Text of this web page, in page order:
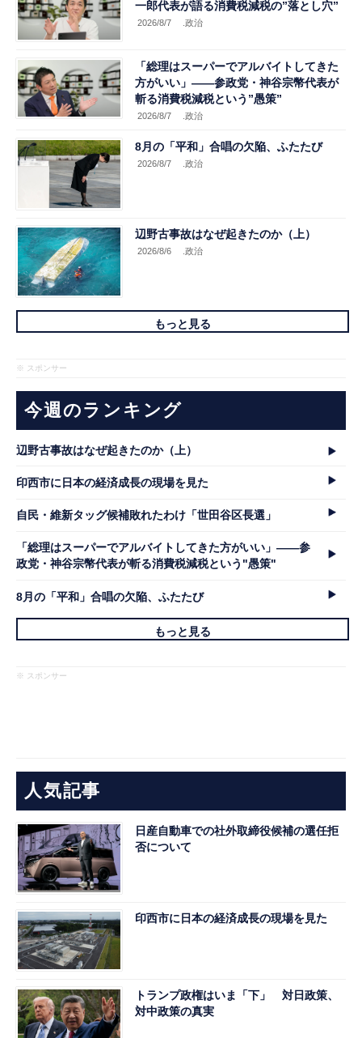
一郎代表が語る消費税減税の”落とし穴”
2026/8/7 .政治
「総理はスーパーでアルバイトしてきた
方がいい」――参政党・神谷宗幣代表が
斬る消費税減税という”愚策”
2026/8/7 .政治
8月の「平和」合唱の欠陥、ふたたび
2026/8/7 .政治
辺野古事故はなぜ起きたのか（上）
2026/8/6 .政治
もっと見る
※ スポンサー
今週のランキング
辺野古事故はなぜ起きたのか（上）
印西市に日本の経済成長の現場を見た
自民・維新タッグ候補敗れたわけ「世田谷区長選」
「総理はスーパーでアルバイトしてきた方がいい」――参
政党・神谷宗幣代表が斬る消費税減税という"愚策"
8月の「平和」合唱の欠陥、ふたたび
もっと見る
※ スポンサー
人気記事
日産自動車での社外取締役候補の選任拒
否について
印西市に日本の経済成長の現場を見た
トランプ政権はいま「下」 対日政策、
対中政策の真実